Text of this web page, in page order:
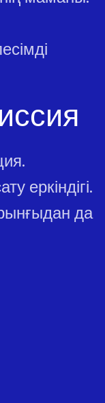
еркіндігі.
да